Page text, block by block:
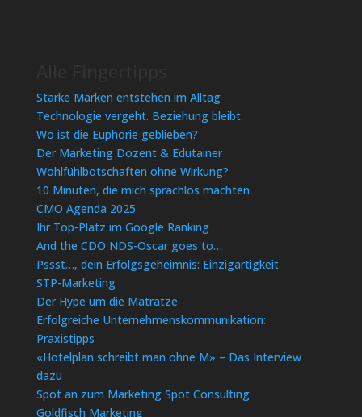
Starke Marken entstehen im Alltag
Technologie vergeht. Beziehung bleibt.
Wo ist die Euphorie geblieben?
Der Marketing Dozent & Edutainer
Wohlfühlbotschaften ohne Wirkung?
10 Minuten, die mich sprachlos machten
CMO Agenda 2025
Ihr Top-Platz im Google Ranking
And the CDO NDS-Oscar goes to…
Pssst…, dein Erfolgsgeheimnis: Einzigartigkeit
STP-Marketing
Der Hype um die Matratze
Erfolgreiche Unternehmenskommunikation:
Praxistipps
«Hotelplan schreibt man ohne M» – Das Interview
dazu
Spot an zum Marketing Spot Consulting
Goldfisch Marketing